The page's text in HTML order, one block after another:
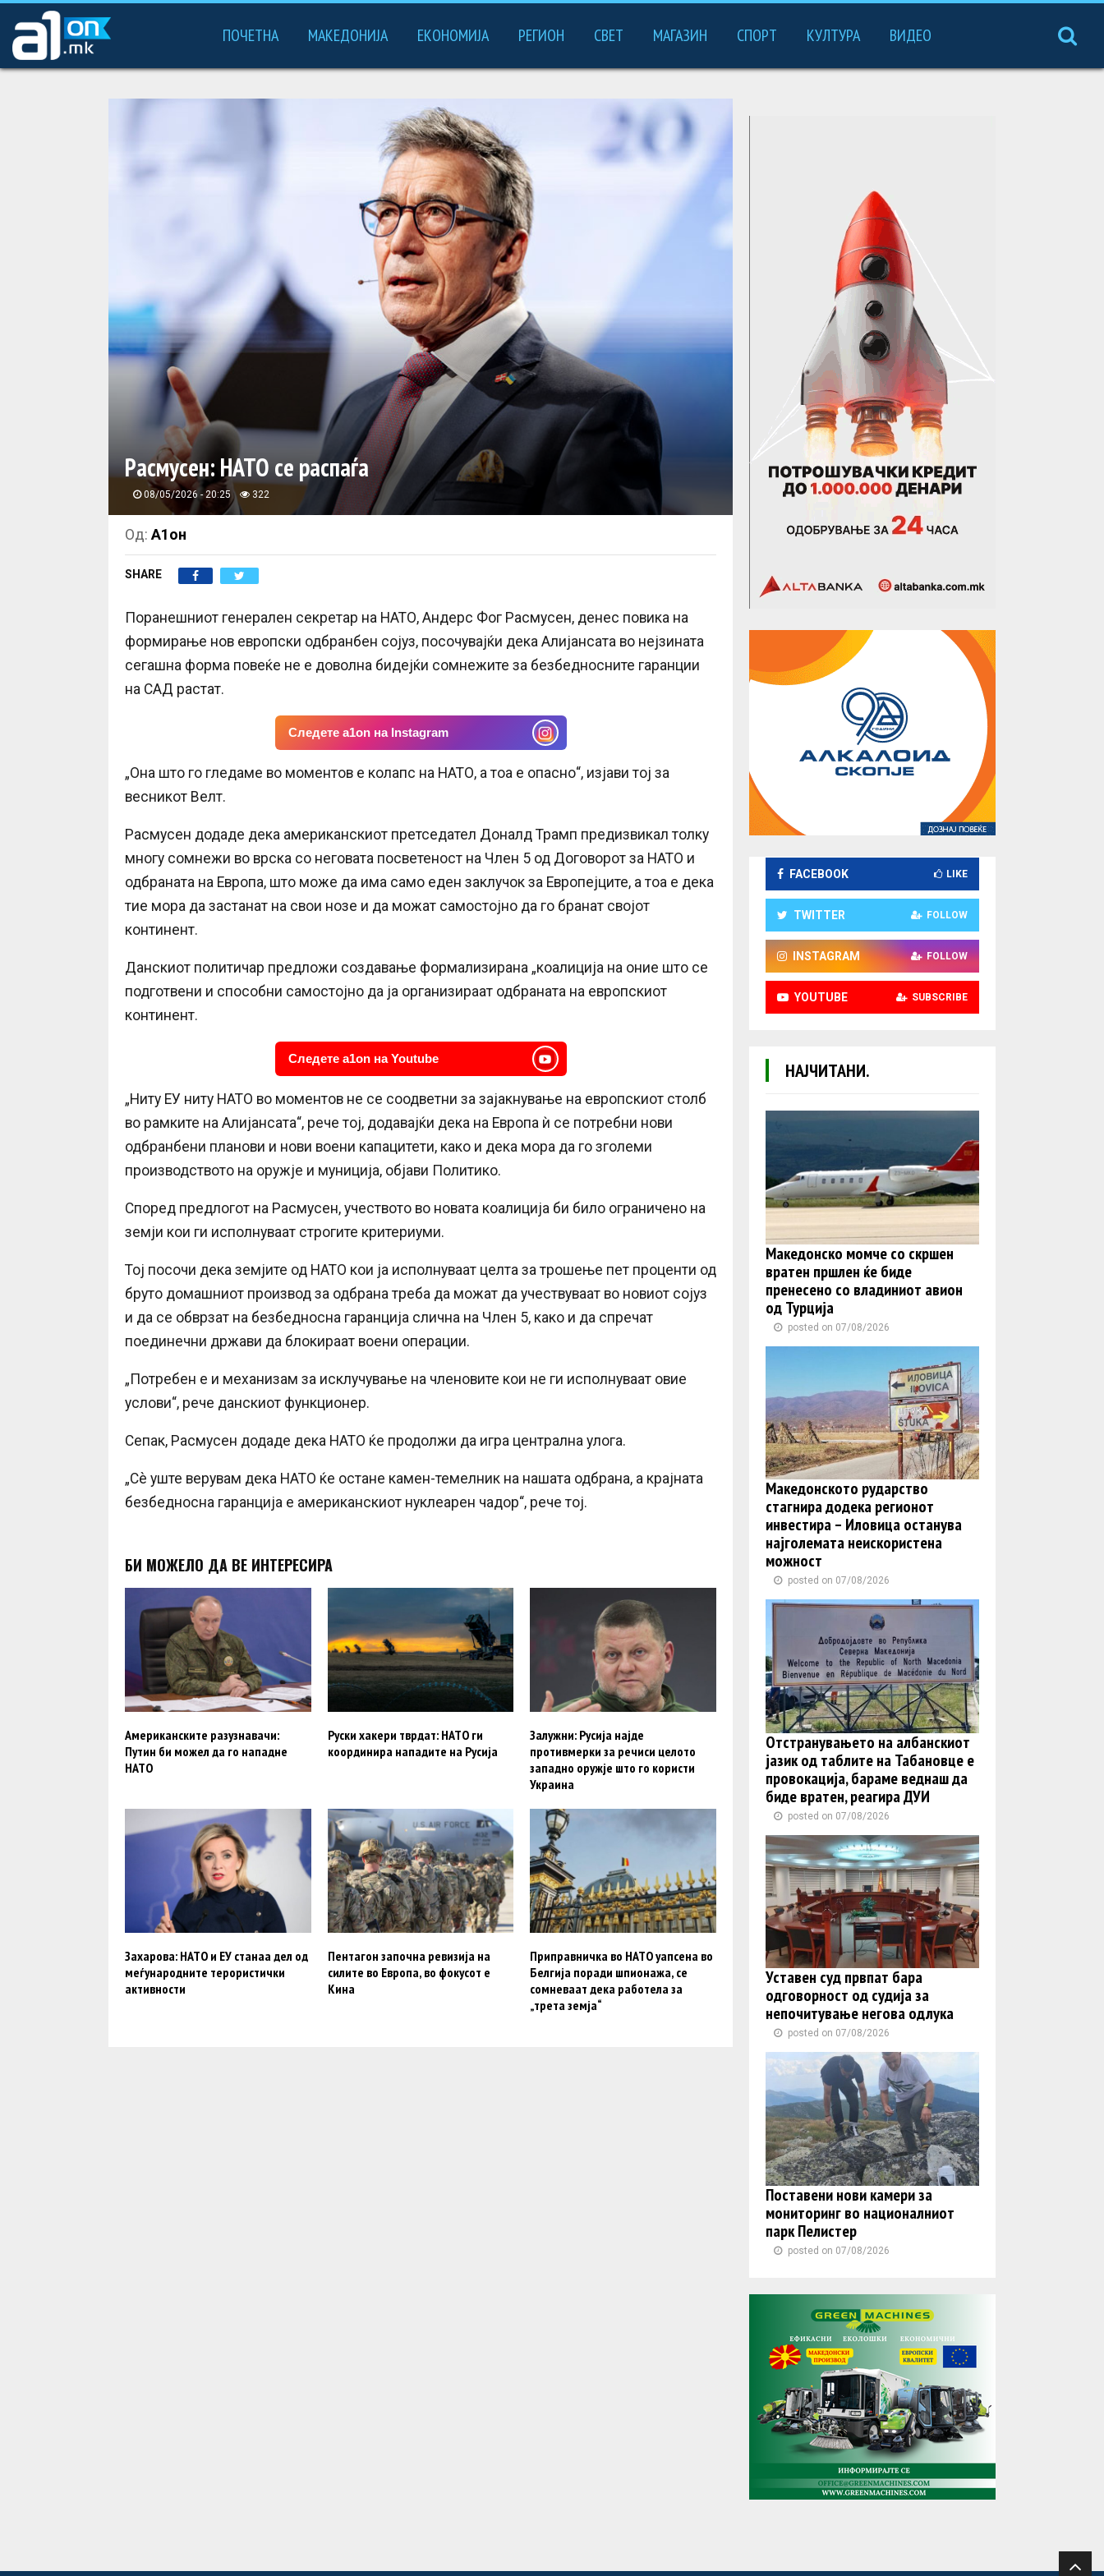
ПОЧЕТНА МАКЕДОНИЈА ЕКОНОМИЈА РЕГИОН СВЕТ МАГАЗИН СПОРТ КУЛТУРА ВИДЕО
Расмусен: НАТО се распаѓа
08/05/2026 - 20:25 322
Од: А1он
SHARE
Поранешниот генерален секретар на НАТО, Андерс Фог Расмусен, денес повика на
формирање нов европски одбранбен сојуз, посочувајќи дека Алијансата во нејзината
сегашна форма повеќе не е доволна бидејќи сомнежите за безбедносните гаранции
на САД растат.
Следете a1on на Instagram
„Она што го гледаме во моментов е колапс на НАТО, а тоа е опасно“, изјави тој за
весникот Велт.
Расмусен додаде дека американскиот претседател Доналд Трамп предизвикал толку
многу сомнежи во врска со неговата посветеност на Член 5 од Договорот за НАТО и
одбраната на Европа, што може да има само еден заклучок за Европејците, а тоа е дека
тие мора да застанат на свои нозе и да можат самостојно да го бранат својот
континент.
Данскиот политичар предложи создавање формализирана „коалиција на оние што се
подготвени и способни самостојно да ја организираат одбраната на европскиот
континент.
Следете a1on на Youtube
„Ниту ЕУ ниту НАТО во моментов не се соодветни за зајакнување на европскиот столб
во рамките на Алијансата“, рече тој, додавајќи дека на Европа ѝ се потребни нови
одбранбени планови и нови воени капацитети, како и дека мора да го зголеми
производството на оружје и муниција, објави Политико.
Според предлогот на Расмусен, учеството во новата коалиција би било ограничено на
земји кои ги исполнуваат строгите критериуми.
Тој посочи дека земјите од НАТО кои ја исполнуваат целта за трошење пет проценти од
бруто домашниот производ за одбрана треба да можат да учествуваат во новиот сојуз
и да се обврзат на безбедносна гаранција слична на Член 5, како и да спречат
поединечни држави да блокираат воени операции.
„Потребен е и механизам за исклучување на членовите кои не ги исполнуваат овие
услови“, рече данскиот функционер.
Сепак, Расмусен додаде дека НАТО ќе продолжи да игра централна улога.
„Сè уште верувам дека НАТО ќе остане камен-темелник на нашата одбрана, а крајната
безбедносна гаранција е американскиот нуклеарен чадор“, рече тој.
БИ МОЖЕЛО ДА ВЕ ИНТЕРЕСИРА
Американските разузнавачи:
Путин би можел да го нападне
НАТО
Руски хакери тврдат: НАТО ги
координира нападите на Русија
Залужни: Русија најде
противмерки за речиси целото
западно оружје што го користи
Украина
Захарова: НАТО и ЕУ станаа дел од
меѓународните терористички
активности
Пентагон започна ревизија на
силите во Европа, во фокусот е
Кина
Приправничка во НАТО уапсена во
Белгија поради шпионажа, се
сомневаат дека работела за
„трета земја“
FACEBOOK LIKE
TWITTER FOLLOW
INSTAGRAM FOLLOW
YOUTUBE SUBSCRIBE
НАЈЧИТАНИ.
Македонско момче со скршен
вратен пршлен ќе биде
пренесено со владиниот авион
од Турција
posted on 07/08/2026
Македонското рударство
стагнира додека регионот
инвестира – Иловица останува
најголемата неискористена
можност
posted on 07/08/2026
Отстранувањето на албанскиот
јазик од таблите на Табановце е
провокација, бараме веднаш да
биде вратен, реагира ДУИ
posted on 07/08/2026
Уставен суд првпат бара
одговорност од судија за
непочитување негова одлука
posted on 07/08/2026
Поставени нови камери за
мониторинг во националниот
парк Пелистер
posted on 07/08/2026